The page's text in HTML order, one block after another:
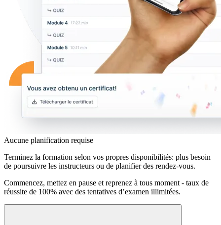
Aucune planification requise
Terminez la formation selon vos propres disponibilités: plus besoin
de poursuivre les instructeurs ou de planifier des rendez-vous.
Commencez, mettez en pause et reprenez à tous moment - taux de
réussite de 100% avec des tentatives d’examen illimitées.